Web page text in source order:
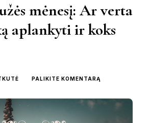
mėnesį: Ar verta
aplankyti ir koks
PALIKITE KOMENTARĄ